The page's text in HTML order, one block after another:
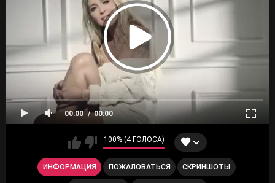
00:00 00:00
100% (4 ГОЛОСА)
ИНФОРМАЦИЯ ПОЖАЛОВАТЬСЯ СКРИНШОТЫ